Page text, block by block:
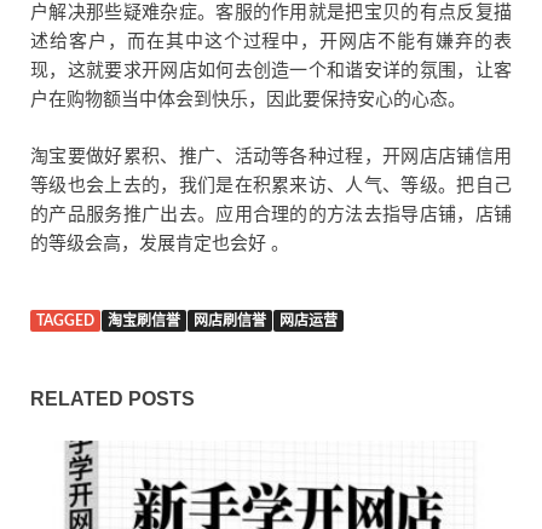
户解决那些疑难杂症。客服的作用就是把宝贝的有点反复描
述给客户，而在其中这个过程中，开网店不能有嫌弃的表
现，这就要求开网店如何去创造一个和谐安详的氛围，让客
户在购物额当中体会到快乐，因此要保持安心的心态。
淘宝要做好累积、推广、活动等各种过程，开网店店铺信用
等级也会上去的，我们是在积累来访、人气、等级。把自己
的产品服务推广出去。应用合理的的方法去指导店铺，店铺
的等级会高，发展肯定也会好 。
TAGGED 淘宝刷信誉 网店刷信誉 网店运营
RELATED POSTS